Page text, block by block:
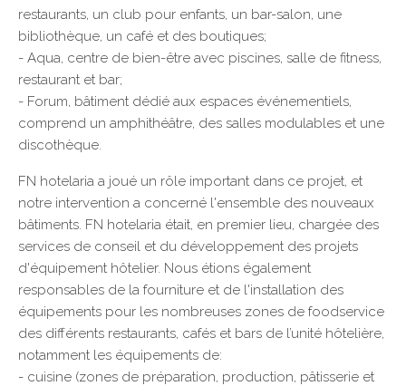
restaurants, un club pour enfants, un bar-salon, une
bibliothèque, un café et des boutiques;
- Aqua, centre de bien-être avec piscines, salle de fitness,
restaurant et bar;
- Forum, bâtiment dédié aux espaces événementiels,
comprend un amphithéâtre, des salles modulables et une
discothèque.
FN hotelaria a joué un rôle important dans ce projet, et
notre intervention a concerné l'ensemble des nouveaux
bâtiments. FN hotelaria était, en premier lieu, chargée des
services de conseil et du développement des projets
d'équipement hôtelier. Nous étions également
responsables de la fourniture et de l'installation des
équipements pour les nombreuses zones de foodservice
des différents restaurants, cafés et bars de l’unité hôtelière,
notamment les équipements de:
- cuisine (zones de préparation, production, pâtisserie et